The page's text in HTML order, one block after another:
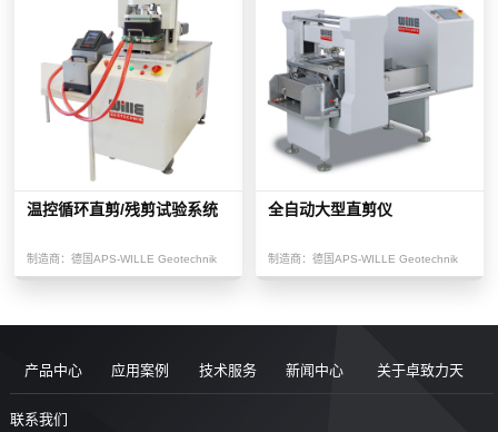
温控循环直剪/残剪试验系统
制造商： 德国APS-WILLE Geotechnik
全自动大型直剪仪
制造商： 德国APS-WILLE Geotechnik
产品中心
道路现场检
应用案例 技术服务 新闻中心 关于卓致力天
联系我们